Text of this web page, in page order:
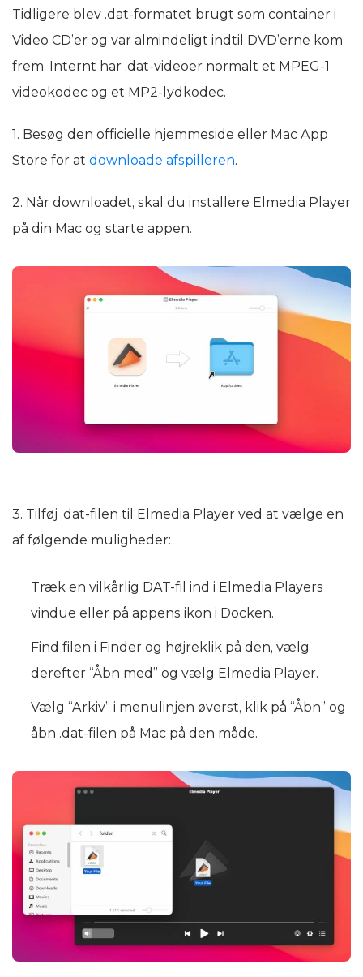
Tidligere blev .dat-formatet brugt som container i
Video CD’er og var almindeligt indtil DVD’erne kom
frem. Internt har .dat-videoer normalt et MPEG-1
videokodec og et MP2-lydkodec.
1. Besøg den officielle hjemmeside eller Mac App
Store for at downloade afspilleren.
2. Når downloadet, skal du installere Elmedia Player
på din Mac og starte appen.
3. Tilføj .dat-filen til Elmedia Player ved at vælge en
af følgende muligheder:
Træk en vilkårlig DAT-fil ind i Elmedia Players
vindue eller på appens ikon i Docken.
Find filen i Finder og højreklik på den, vælg
derefter “Åbn med” og vælg Elmedia Player.
Vælg “Arkiv” i menulinjen øverst, klik på “Åbn” og
åbn .dat-filen på Mac på den måde.